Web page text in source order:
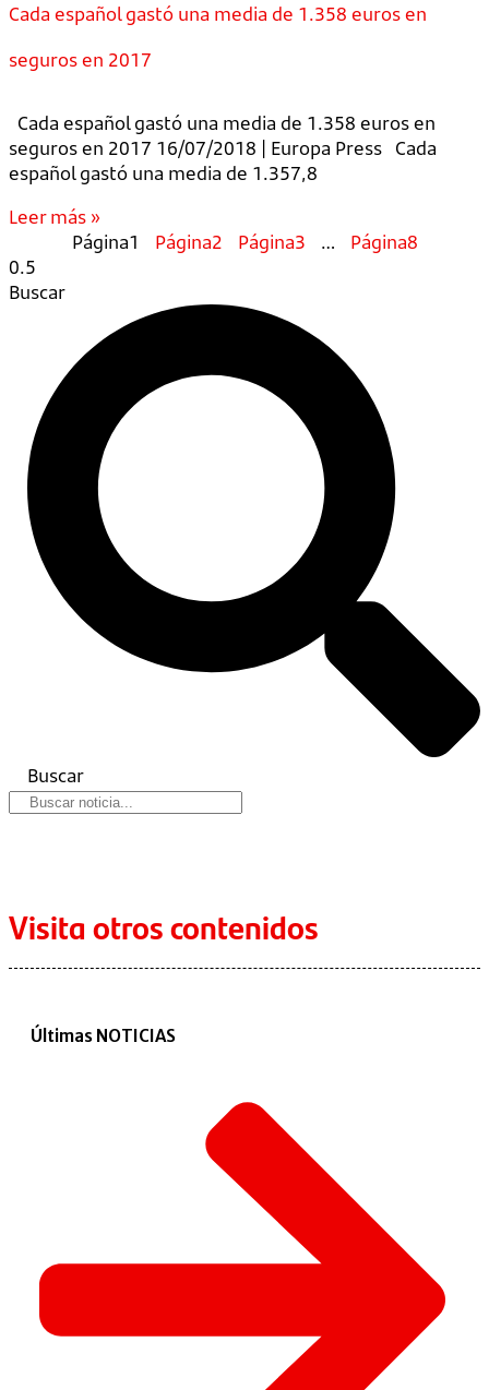
Cada español gastó una media de 1.358 euros en
seguros en 2017
Cada español gastó una media de 1.358 euros en
seguros en 2017 16/07/2018 | Europa Press Cada
español gastó una media de 1.357,8
Leer más »
Página1 Página2 Página3 … Página8
Buscar
Buscar
Visita otros contenidos
Últimas NOTICIAS